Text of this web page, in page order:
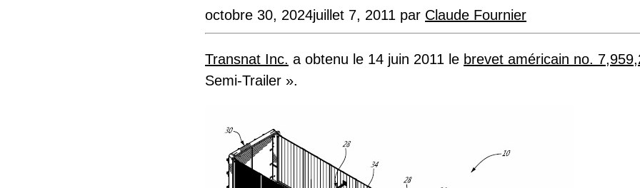
octobre 30, 2024juillet 7, 2011 par Claude Fournier
Transnat Inc. a obtenu le 14 juin 2011 le brevet américain no.
Semi-Trailer ».